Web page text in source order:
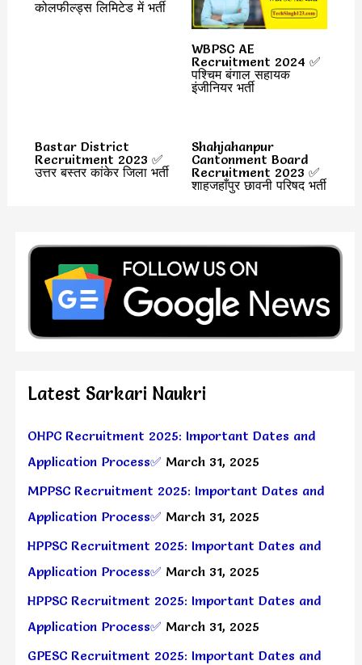
कोलफील्ड्स लिमिटेड में भर्ती
WBPSC AE
Recruitment 2024 ✅
पश्चिम बंगाल सहायक
इंजीनियर भर्ती
Bastar District
Recruitment 2023 ✅
उत्तर बस्तर कांकेर जिला भर्ती
Shahjahanpur
Cantonment Board
Recruitment 2023 ✅
शाहजहाँपुर छावनी परिषद भर्ती
Latest Sarkari Naukri
OHPC Recruitment 2025: Important Dates and
Application Process✅ March 31, 2025
MPPSC Recruitment 2025: Important Dates and
Application Process✅ March 31, 2025
HPPSC Recruitment 2025: Important Dates and
Application Process✅ March 31, 2025
HPPSC Recruitment 2025: Important Dates and
Application Process✅ March 31, 2025
GPESC Recruitment 2025: Important Dates and